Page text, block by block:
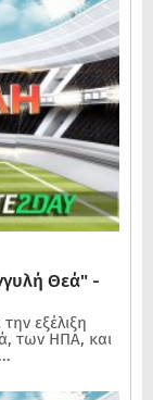
Θεά" -
εξέλιξη
των ΗΠΑ, και